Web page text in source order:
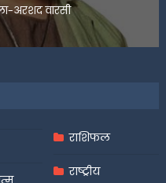
अरशद वारसी
राशिफल
राष्ट्रीय